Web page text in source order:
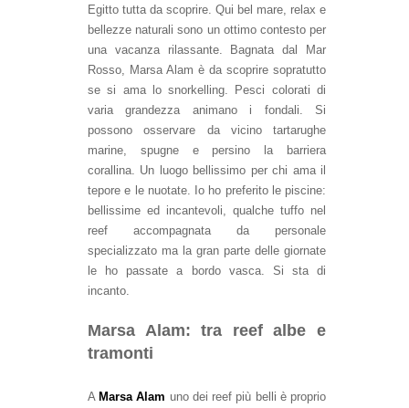
Egitto tutta da scoprire. Qui bel mare, relax e
bellezze naturali sono un ottimo contesto per
una vacanza rilassante. Bagnata dal Mar
Rosso, Marsa Alam è da scoprire sopratutto
se si ama lo snorkelling. Pesci colorati di
varia grandezza animano i fondali. Si
possono osservare da vicino tartarughe
marine, spugne e persino la barriera
corallina. Un luogo bellissimo per chi ama il
tepore e le nuotate. Io ho preferito le piscine:
bellissime ed incantevoli, qualche tuffo nel
reef accompagnata da personale
specializzato ma la gran parte delle giornate
le ho passate a bordo vasca. Si sta di
incanto.
Marsa Alam: tra reef albe e
tramonti
A Marsa Alam uno dei reef più belli è proprio